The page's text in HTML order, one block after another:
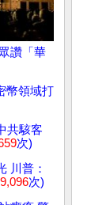
讚「華
幣領域打
共駭客
次)
川普：
次)